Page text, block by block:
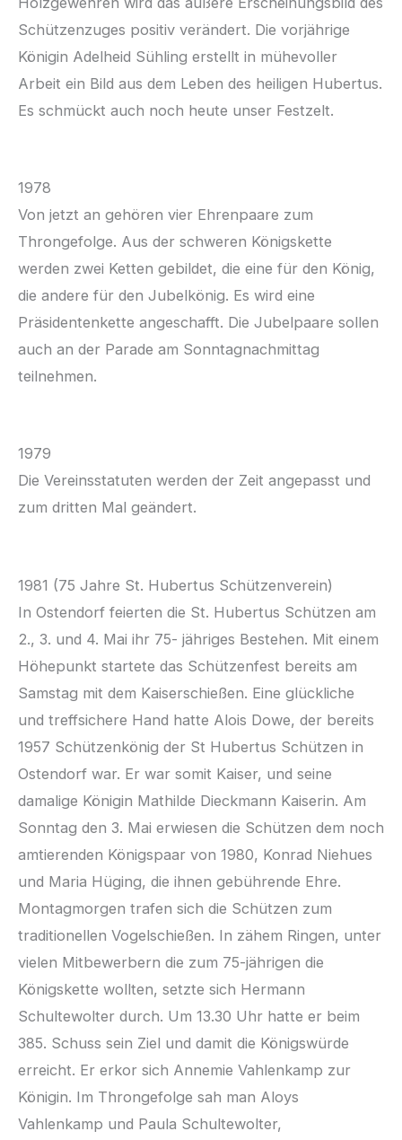
Schützenzuges positiv verändert. Die vorjährige
Königin Adelheid Sühling erstellt in mühevoller
Arbeit ein Bild aus dem Leben des heiligen Hubertus.
Es schmückt auch noch heute unser Festzelt.
1978
Von jetzt an gehören vier Ehrenpaare zum
Throngefolge. Aus der schweren Königskette
werden zwei Ketten gebildet, die eine für den König,
die andere für den Jubelkönig. Es wird eine
Präsidentenkette angeschafft. Die Jubelpaare sollen
auch an der Parade am Sonntagnachmittag
teilnehmen.
1979
Die Vereinsstatuten werden der Zeit angepasst und
zum dritten Mal geändert.
1981 (75 Jahre St. Hubertus Schützenverein)
In Ostendorf feierten die St. Hubertus Schützen am
2., 3. und 4. Mai ihr 75- jähriges Bestehen. Mit einem
Höhepunkt startete das Schützenfest bereits am
Samstag mit dem Kaiserschießen. Eine glückliche
und treffsichere Hand hatte Alois Dowe, der bereits
1957 Schützenkönig der St Hubertus Schützen in
Ostendorf war. Er war somit Kaiser, und seine
damalige Königin Mathilde Dieckmann Kaiserin. Am
Sonntag den 3. Mai erwiesen die Schützen dem noch
amtierenden Königspaar von 1980, Konrad Niehues
und Maria Hüging, die ihnen gebührende Ehre.
Montagmorgen trafen sich die Schützen zum
traditionellen Vogelschießen. In zähem Ringen, unter
vielen Mitbewerbern die zum 75-jährigen die
Königskette wollten, setzte sich Hermann
Schultewolter durch. Um 13.30 Uhr hatte er beim
385. Schuss sein Ziel und damit die Königswürde
erreicht. Er erkor sich Annemie Vahlenkamp zur
Königin. Im Throngefolge sah man Aloys
Vahlenkamp und Paula Schultewolter,